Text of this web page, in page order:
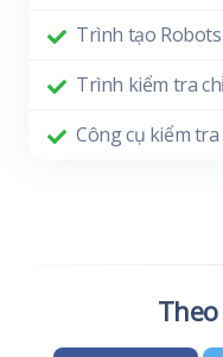
Trình tạo
Trình kiểm tra
Công cụ kiểm